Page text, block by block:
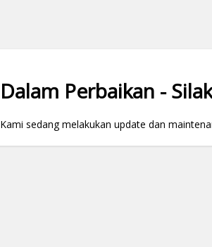
Dalam Perbaikan -
Kami sedang melakukan update dan